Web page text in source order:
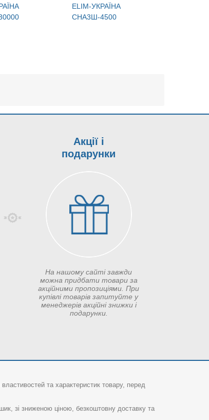
ELIM-УКРАЇНА
СНА3Ш-4500
Акції і
подарунки
На нашому сайті завжди
можна придбати товари за
акційними пропозиціями. При
купівлі товарів запитуйте у
менеджерів акційні знижки і
подарунки.
та характеристик товару, перед
зі зниженою ціною, безкоштовну доставку та